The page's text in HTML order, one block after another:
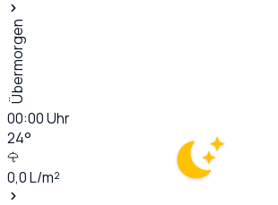
Übermorgen
00:00Uhr
24°
0,0L/m²